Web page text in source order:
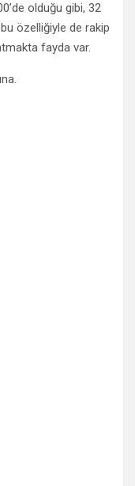
olduğu gibi, 32
bu özelliğiyle de rakip
fayda var.